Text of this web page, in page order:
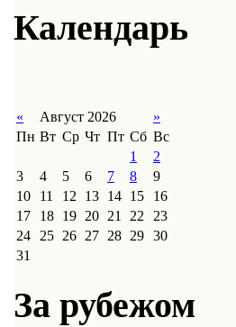
Календарь
« Август 2026
»
Пн Вт Ср Чт Пт Сб Вс
1
2
3
4 5 6 7 8
9
10
11 12 13 14 15
16
17
18 19 20 21 22
23
24
25 26 27 28 29 30
31
За рубежом